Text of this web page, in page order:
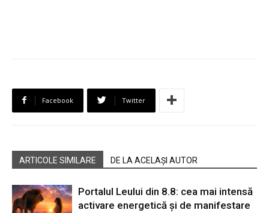
Facebook Twitter
ARTICOLE SIMILARE DE LA ACELAȘI AUTOR
Portalul Leului din 8.8: cea mai intensă
activare energetică și de manifestare